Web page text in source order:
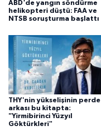
ABD'de yangın söndürme
helikopteri düştü: FAA ve
NTSB soruşturma başlattı
THY'nin yükselişinin perde
arkası bu kitapta:
"Yirmibirinci Yüzyıl
Göktürkleri"